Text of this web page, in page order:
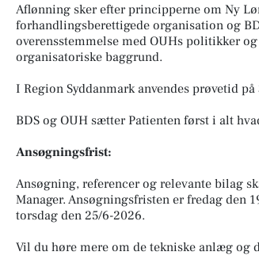
Aflønning sker efter principperne om Ny
forhandlingsberettigede organisation og
overensstemmelse med OUHs politikker
organisatoriske baggrund.
I Region Syddanmark anvendes prøvetid på
BDS og OUH sætter Patienten først i alt
Ansøgningsfrist:
Ansøgning, referencer og relevante bilag
Manager. Ansøgningsfristen er fredag den
torsdag den 25/6-2026.
Vil du høre mere om de tekniske anlæg og